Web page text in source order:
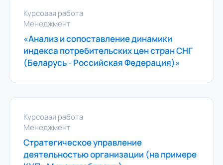
Курсовая работа
Менеджмент
«Анализ и сопоставление динамики
индекса потребительских цен стран СНГ
(Беларусь - Российская Федерация)»
Курсовая работа
Менеджмент
Стратегическое управление
деятельностью организации (на примере